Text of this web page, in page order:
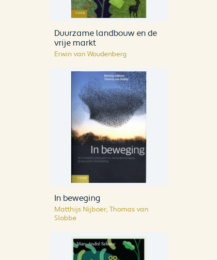
Duurzame landbouw en de
vrije markt
Erwin van Woudenberg
In beweging
Matthijs Nijboer; Thomas van
Slobbe